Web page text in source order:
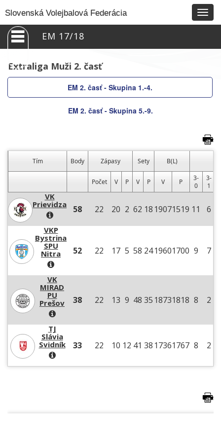
Slovenská Volejbalová Federácia
EM 17/18
Extraliga Muži 2. časť
EM 2. časť - Skupina 1.-4.
EM 2. časť - Skupina 5.-9.
Tím Body Zápasy Sety B(L)
Počet V P V P V P
3-
0
3-
1
VK
Prievidza
58 22 20 2 62 18 19071519 11 6
VKP
Bystrina
SPU
Nitra
52 22 17 5 58 2419601700 9 7
VK
MIRAD
PU
Prešov
38 22 13 9 48 35 18731818 8 2
TJ
Slávia
Svidník
33 22 10 12 41 38 17361767 8 2